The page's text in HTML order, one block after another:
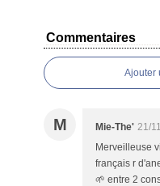
Commentaires
Ajouter
M Mie-The' 21/
Merveilleuse
français r
🌱 entre 2